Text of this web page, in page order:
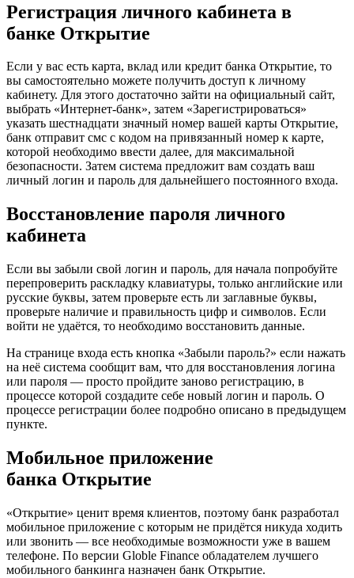
Регистрация личного кабинета в
банке Открытие
Если у вас есть карта, вклад или кредит банка Открытие, то
вы самостоятельно можете получить доступ к личному
кабинету. Для этого достаточно зайти на официальный сайт,
выбрать «Интернет-банк», затем «Зарегистрироваться»
указать шестнадцати значный номер вашей карты Открытие,
банк отправит смс с кодом на привязанный номер к карте,
которой необходимо ввести далее, для максимальной
безопасности. Затем система предложит вам создать ваш
личный логин и пароль для дальнейшего постоянного входа.
Восстановление пароля личного
кабинета
Если вы забыли свой логин и пароль, для начала попробуйте
перепроверить раскладку клавиатуры, только английские или
русские буквы, затем проверьте есть ли заглавные буквы,
проверьте наличие и правильность цифр и символов. Если
войти не удаётся, то необходимо восстановить данные.
На странице входа есть кнопка «Забыли пароль?» если нажать
на неё система сообщит вам, что для восстановления логина
или пароля — просто пройдите заново регистрацию, в
процессе которой создадите себе новый логин и пароль. О
процессе регистрации более подробно описано в предыдущем
пункте.
Мобильное приложение
банка Открытие
«Открытие» ценит время клиентов, поэтому банк разработал
мобильное приложение с которым не придётся никуда ходить
или звонить — все необходимые возможности уже в вашем
телефоне. По версии Globle Finance обладателем лучшего
мобильного банкинга назначен банк Открытие.